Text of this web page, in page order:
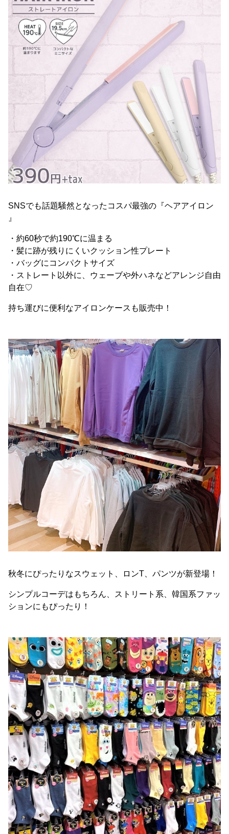
SNSでも話題騒然となったコスパ最強の『ヘアアイロン
』
・約60秒で約190℃に温まる
・髪に跡が残りにくいクッション性プレート
・バッグにコンパクトサイズ
・ストレート以外に、ウェーブや外ハネなどアレンジ自由
自在♡
持ち運びに便利なアイロンケースも販売中！
秋冬にぴったりなスウェット、ロンT、パンツが新登場！
シンプルコーデはもちろん、ストリート系、韓国系ファッ
ションにもぴったり！